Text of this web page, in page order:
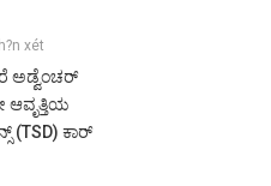
xét
ಅಡ್ವೆಂಚರ್
ಆವೃತ್ತಿಯ
(TSD) ಕಾರ್